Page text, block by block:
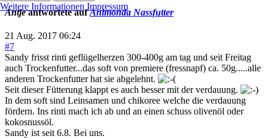
Antjeantwortete aufAnimonda Nassfutter
21 Aug. 2017 06:24
#7
Sandy frisst rinti geflügelherzen 300-400g am tag und seit Freitag
auch Trockenfutter...das soft von premiere (fressnapf) ca. 50g.....alle
anderen Trockenfutter hat sie abgelehnt.
Seit dieser Fütterung klappt es auch besser mit der verdauung.
In dem soft sind Leinsamen und chikoree welche die verdauung
fördern. Ins rinti mach ich ab und an einen schuss olivenöl oder
kokosnussöl.
Sandy ist seit 6.8. Bei uns.
Weitere Informationen Impressum